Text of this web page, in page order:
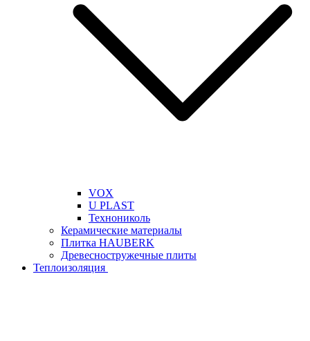
VOX
U PLAST
Технониколь
Керамические материалы
Плитка HAUBERK
Древесностружечные плиты
Теплоизоляция